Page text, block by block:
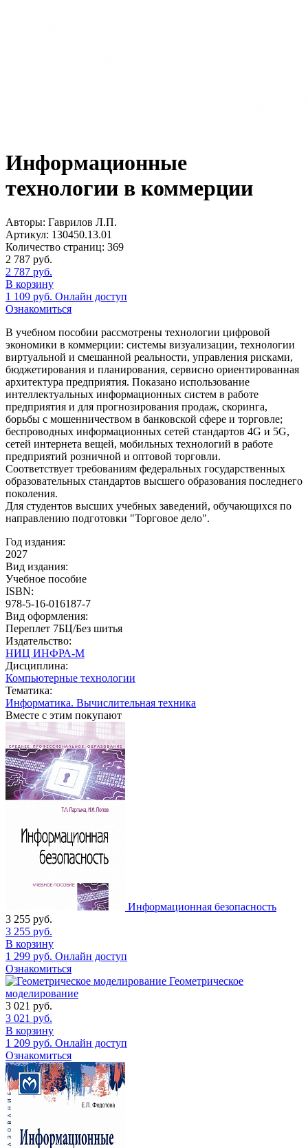
Информационные
технологии в коммерции
Авторы: Гаврилов Л.П.
Артикул: 130450.13.01
Количество страниц: 369
2 787 руб.
2 787 руб.
В корзину
1 109 руб. Онлайн доступ
Ознакомиться
В учебном пособии рассмотрены технологии цифровой
экономики в коммерции: системы визуализации, технологии
виртуальной и смешанной реальности, управления рисками,
бюджетирования и планирования, сервисно ориентированная
архитектура предприятия. Показано использование
интеллектуальных информационных систем в работе
предприятия и для прогнозирования продаж, скоринга,
борьбы с мошенничеством в банковской сфере и торговле;
беспроводных информационных сетей стандартов 4G и 5G,
сетей интернета вещей, мобильных технологий в работе
предприятий розничной и оптовой торговли.
Соответствует требованиям федеральных государственных
образовательных стандартов высшего образования последнего
поколения.
Для студентов высших учебных заведений, обучающихся по
направлению подготовки "Торговое дело".
Год издания:
2027
Вид издания:
Учебное пособие
ISBN:
978-5-16-016187-7
Вид оформления:
Переплет 7БЦ/Без шитья
Издательство:
НИЦ ИНФРА-М
Дисциплина:
Компьютерные технологии
Тематика:
Информатика. Вычислительная техника
Вместе с этим покупают
Информационная безопасность
3 255 руб.
3 255 руб.
В корзину
1 299 руб. Онлайн доступ
Ознакомиться
Геометрическое
моделирование
3 021 руб.
3 021 руб.
В корзину
1 209 руб. Онлайн доступ
Ознакомиться